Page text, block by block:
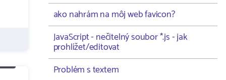
ako nahrám na môj web favicon?
JavaScript - nečitelný soubor *.js - jak
prohlížet/editovat
Problém s textem